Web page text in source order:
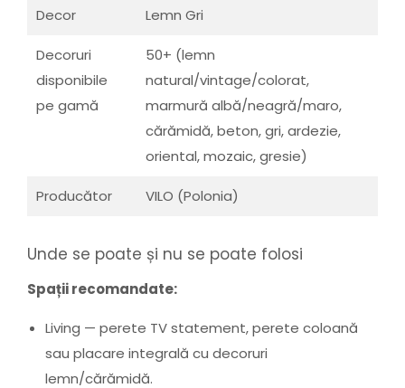
Decor Lemn Gri
Decoruri
disponibile
pe gamă
50+ (lemn
natural/vintage/colorat,
marmură albă/neagră/maro,
cărămidă, beton, gri, ardezie,
oriental, mozaic, gresie)
Producător VILO (Polonia)
Unde se poate și nu se poate folosi
Spații recomandate:
Living — perete TV statement, perete coloană
sau placare integrală cu decoruri
lemn/cărămidă.